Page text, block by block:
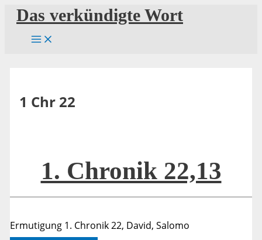
Zum
Inhalt
springen
Das verkündigte Wort
1 Chr 22
1. Chronik 22,13
Ermutigung 1. Chronik 22, David, Salomo